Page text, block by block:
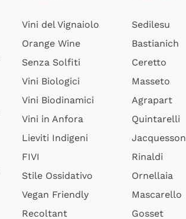
Vini del Vignaiolo
Orange Wine
Senza Solfiti
Vini Biologici
Vini Biodinamici
Vini in Anfora
Lieviti Indigeni
FIVI
Stile Ossidativo
Vegan Friendly
Recoltant
Sedilesu
Bastianich
Ceretto
Masseto
Agrapart
Quintarelli
Jacquesson
Rinaldi
Ornellaia
Mascarello
Gosset